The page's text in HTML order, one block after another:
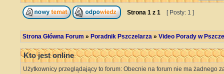
Strona 1 z 1 [ Posty: 1 ]
Strona Główna Forum » Poradnik Pszczelarza » Video Porady w
Kto jest online
Użytkownicy przeglądający to forum: Obecnie na forum nie ma żadnego